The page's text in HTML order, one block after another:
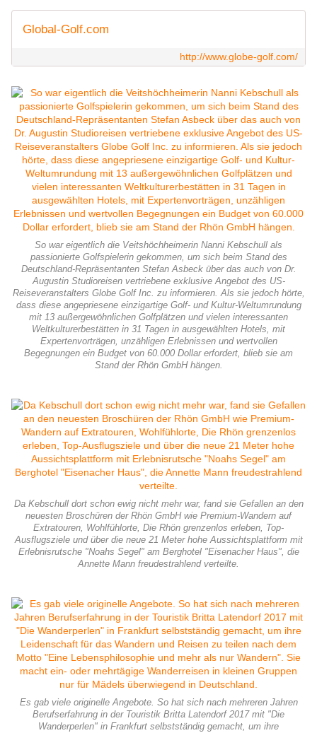
Global-Golf.com
http://www.globe-golf.com/
So war eigentlich die Veitshöchheimerin Nanni Kebschull als
passionierte Golfspielerin gekommen, um sich beim Stand des
Deutschland-Repräsentanten Stefan Asbeck über das auch von Dr.
Augustin Studioreisen vertriebene exklusive Angebot des US-
Reiseveranstalters Globe Golf Inc. zu informieren. Als sie jedoch hörte,
dass diese angepriesene einzigartige Golf- und Kultur-Weltumrundung
mit 13 außergewöhnlichen Golfplätzen und vielen interessanten
Weltkulturerbestätten in 31 Tagen in ausgewählten Hotels, mit
Expertenvorträgen, unzähligen Erlebnissen und wertvollen
Begegnungen ein Budget von 60.000 Dollar erfordert, blieb sie am
Stand der Rhön GmbH hängen.
Da Kebschull dort schon ewig nicht mehr war, fand sie Gefallen an den
neuesten Broschüren der Rhön GmbH wie Premium-Wandern auf
Extratouren, Wohlfühlorte, Die Rhön grenzenlos erleben, Top-
Ausflugsziele und über die neue 21 Meter hohe Aussichtsplattform mit
Erlebnisrutsche "Noahs Segel" am Berghotel "Eisenacher Haus", die
Annette Mann freudestrahlend verteilte.
Es gab viele originelle Angebote. So hat sich nach mehreren Jahren
Berufserfahrung in der Touristik Britta Latendorf 2017 mit "Die
Wanderperlen" in Frankfurt selbstständig gemacht, um ihre